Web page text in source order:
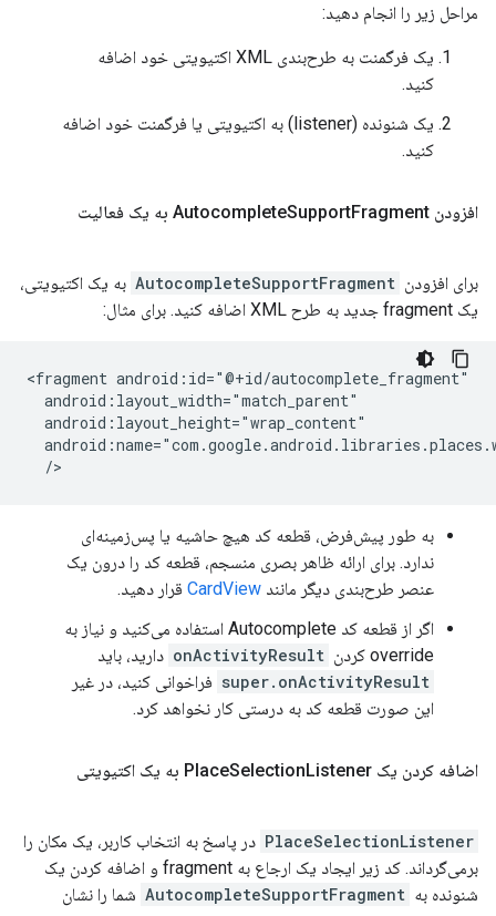
مراحل زیر را انجام دهید:
یک فرگمنت به طرح‌بندی XML اکتیویتی خود اضافه
کنید.
یک شنونده (listener) به اکتیویتی یا فرگمنت خود اضافه
کنید.
افزودن Autocomplete SupportFragment به یک فعالیت
برای افزودن AutocompleteSupportFragment به یک اکتیویتی،
یک fragment جدید به طرح XML اضافه کنید. برای مثال:
<fragment android:id="@+id/autocomplete_fragment"
  android:layout_width="match_parent"
  android:layout_height="wrap_content"
به طور پیش‌فرض، قطعه کد هیچ حاشیه یا پس‌زمینه‌ای
ندارد. برای ارائه ظاهر بصری منسجم، قطعه کد را درون یک
عنصر طرح‌بندی دیگر مانند CardView قرار دهید.
اگر از قطعه کد Autocomplete استفاده می‌کنید و نیاز به
override کردن
onActivityResult دارید، باید
super.onActivityResult فراخوانی کنید، در غیر
این صورت قطعه کد به درستی کار نخواهد کرد.
اضافه کردن یک Place SelectionListener به یک اکتیویتی
PlaceSelectionListener در پاسخ به انتخاب کاربر، یک مکان را
برمی‌گرداند. کد زیر ایجاد یک ارجاع به fragment و اضافه کردن یک
شنونده به AutocompleteSupportFragment شما را نشان